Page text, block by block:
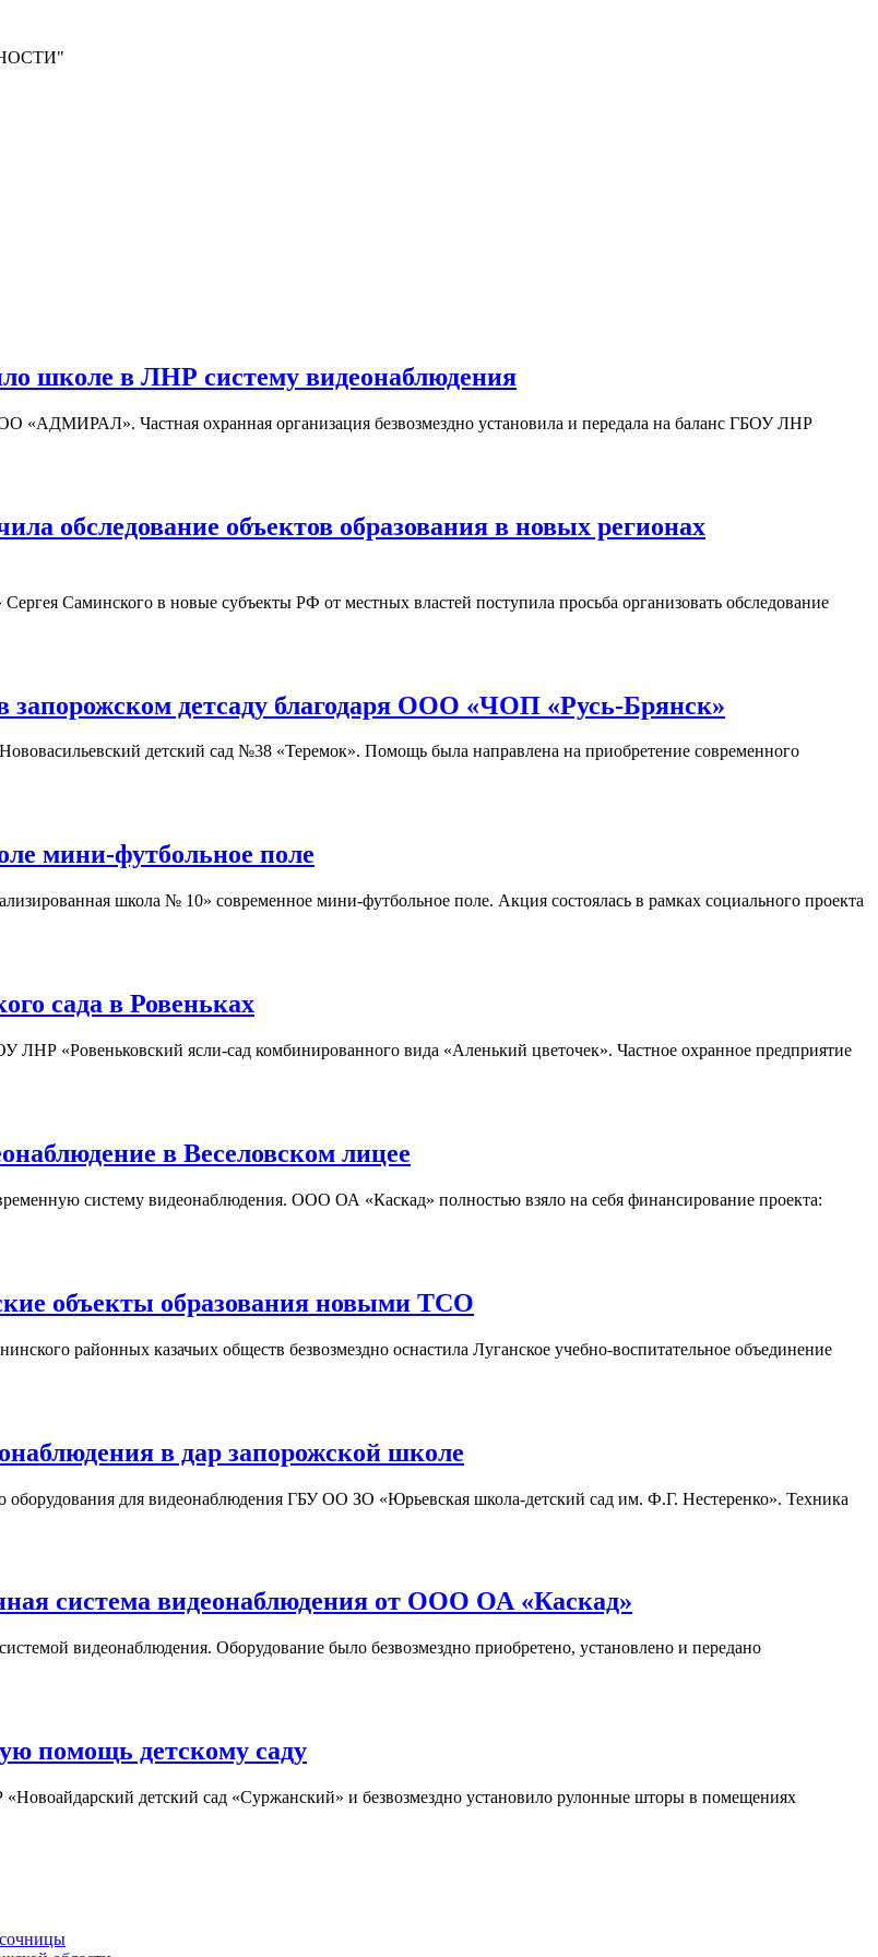
в ЛНР систему видеонаблюдения
Частная охранная организация безвозмездно установила и передала на баланс ГБОУ ЛНР
обследование объектов образования в новых регионах
Саминского в новые субъекты РФ от местных властей поступила просьба организовать обследование
запорожском детсаду благодаря ООО «ЧОП «Русь-Брянск»
детский сад №38 «Теремок». Помощь была направлена на приобретение современного
мини-футбольное поле
школа № 10» современное мини-футбольное поле. Акция состоялась в рамках социального проекта
сада в Ровеньках
«Ровеньковский ясли-сад комбинированного вида «Аленький цветочек». Частное охранное предприятие
в Веселовском лицее
систему видеонаблюдения. ООО ОА «Каскад» полностью взяло на себя финансирование проекта:
объекты образования новыми ТСО
районных казачьих обществ безвозмездно оснастила Луганское учебно-воспитательное объединение
в дар запорожской школе
для видеонаблюдения ГБУ ОО ЗО «Юрьевская школа-детский сад им. Ф.Г. Нестеренко». Техника
система видеонаблюдения от ООО ОА «Каскад»
видеонаблюдения. Оборудование было безвозмездно приобретено, установлено и передано
помощь детскому саду
детский сад «Суржанский» и безвозмездно установило рулонные шторы в помещениях